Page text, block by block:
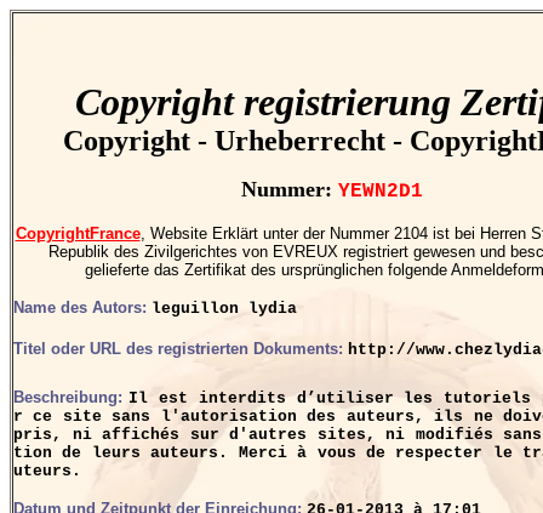
Copyright registrierung
Copyright - Urheberrecht -
Nummer: YEWN2D1
CopyrightFrance, Website Erklärt unter der Nummer 2104 ist bei Herren
Republik des Zivilgerichtes von EVREUX registriert gewesen und
gelieferte das Zertifikat des ursprünglichen folgende
Name des Autors: leguillon lydia
Titel oder URL des registrierten Dokuments: http://
Beschreibung: Il est interdits d’utiliser les tutoriels
r ce site sans l'autorisation des auteurs, ils ne
pris, ni affichés sur d'autres sites, ni modifiés
tion de leurs auteurs. Merci à vous de respecter le
uteurs.
Datum und Zeitpunkt der Einreichung: